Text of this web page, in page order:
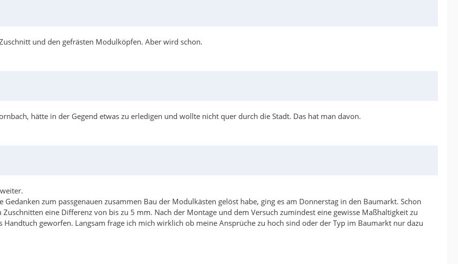
und den gefrästen Modulköpfen. Aber wird schon.
hätte in der Gegend etwas zu erledigen und wollte nicht quer durch die Stadt. Das hat man davon.
zum passgenauen zusammen Bau der Modulkästen gelöst habe, ging es am Donnerstag in den Baumarkt. Schon
eine Differenz von bis zu 5 mm. Nach der Montage und dem Versuch zumindest eine gewisse Maßhaltigkeit zu
geworfen. Langsam frage ich mich wirklich ob meine Ansprüche zu hoch sind oder der Typ im Baumarkt nur dazu